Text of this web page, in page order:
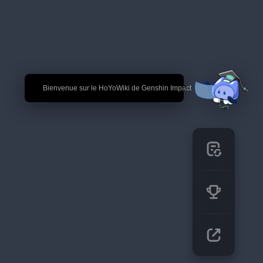
🎉 Bienvenue sur le HoYoWiki de Genshin Impact